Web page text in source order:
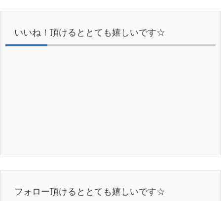
いいね！頂けるととても嬉しいです☆
フォロー頂けるととても嬉しいです☆